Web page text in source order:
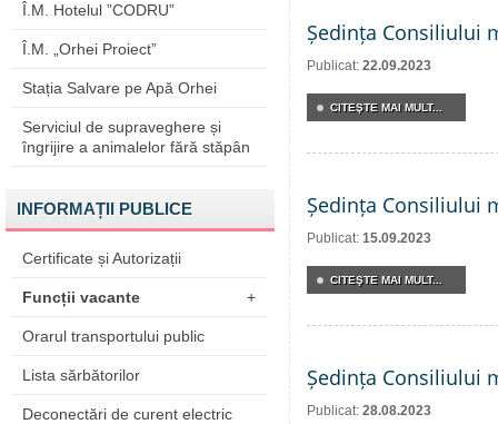
Î.M. Hotelul ”CODRU”
Î.M. „Orhei Proiect”
Stația Salvare pe Apă Orhei
Serviciul de supraveghere și
îngrijire a animalelor fără stăpân
INFORMAȚII PUBLICE
Certificate și Autorizații
Funcții vacante +
Orarul transportului public
Lista sărbătorilor
Deconectări de curent electric
Ședința Consiliului
Publicat: 22.09.2023
CITEŞTE MAI MULT...
Ședința Consiliului
Publicat: 15.09.2023
CITEŞTE MAI MULT...
Ședința Consiliului
Publicat: 28.08.2023